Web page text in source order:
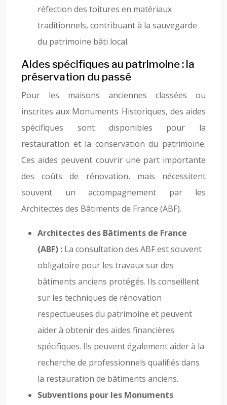
réfection des toitures en matériaux
traditionnels, contribuant à la sauvegarde
du patrimoine bâti local.
Aides spécifiques au patrimoine : la
préservation du passé
Pour les maisons anciennes classées ou
inscrites aux Monuments Historiques, des aides
spécifiques sont disponibles pour la
restauration et la conservation du patrimoine.
Ces aides peuvent couvrir une part importante
des coûts de rénovation, mais nécessitent
souvent un accompagnement par les
Architectes des Bâtiments de France (ABF).
Architectes des Bâtiments de France
(ABF) : La consultation des ABF est souvent
obligatoire pour les travaux sur des
bâtiments anciens protégés. Ils conseillent
sur les techniques de rénovation
respectueuses du patrimoine et peuvent
aider à obtenir des aides financières
spécifiques. Ils peuvent également aider à la
recherche de professionnels qualifiés dans
la restauration de bâtiments anciens.
Subventions pour les Monuments